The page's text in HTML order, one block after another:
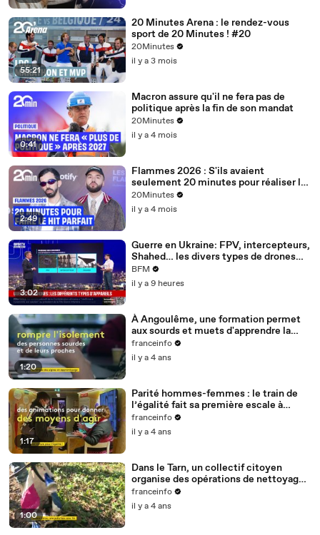
55:21
20 Minutes Arena : le rendez-vous
sport de 20 Minutes ! #20
20Minutes
il y a 3 mois
0:41
Macron assure qu'il ne fera pas de
politique après la fin de son mandat
20Minutes
il y a 4 mois
2:49
Flammes 2026 : S'ils avaient
seulement 20 minutes pour réaliser le
hit parfait, quelle serait la recette ?
20Minutes
il y a 4 mois
3:02
Guerre en Ukraine: FPV, intercepteurs,
Shahed… les divers types de drones
utilisés lors des conflits
BFM
il y a 9 heures
1:20
À Angoulême, une formation permet
aux sourds et muets d'apprendre la
langue des signes
franceinfo
il y a 4 ans
1:17
Parité hommes-femmes : le train de
l’égalité fait sa première escale à
Nantes
franceinfo
il y a 4 ans
1:00
Dans le Tarn, un collectif citoyen
organise des opérations de nettoyage
de la rivière Cérou
franceinfo
il y a 4 ans